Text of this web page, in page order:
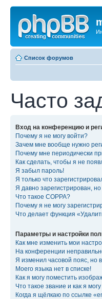
Список форумов
Часто
Вход на конференцию и
Почему я не могу войти?
Зачем мне вообще нужно
Почему мне периодически
Как сделать, чтобы я не
Я забыл пароль!
Я только что
Я давно зарегистрирован,
Что такое COPPA?
Почему я не могу
Что делает функция
Параметры и настройки
Как мне изменить мои
На конференции
Я изменил часовой пояс, но
Моего языка нет в списке!
Как я могу поместить
Что такое звание и как я
Когда я щёлкаю по ссылке